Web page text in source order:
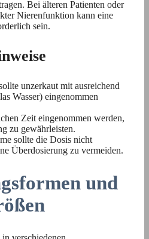
Bei älteren Patienten oder
Nierenfunktion kann eine
sein.
unzerkaut mit ausreichend
Wasser) eingenommen
Zeit eingenommen werden,
zu gewährleisten.
sollte die Dosis nicht
Überdosierung zu vermeiden.
und